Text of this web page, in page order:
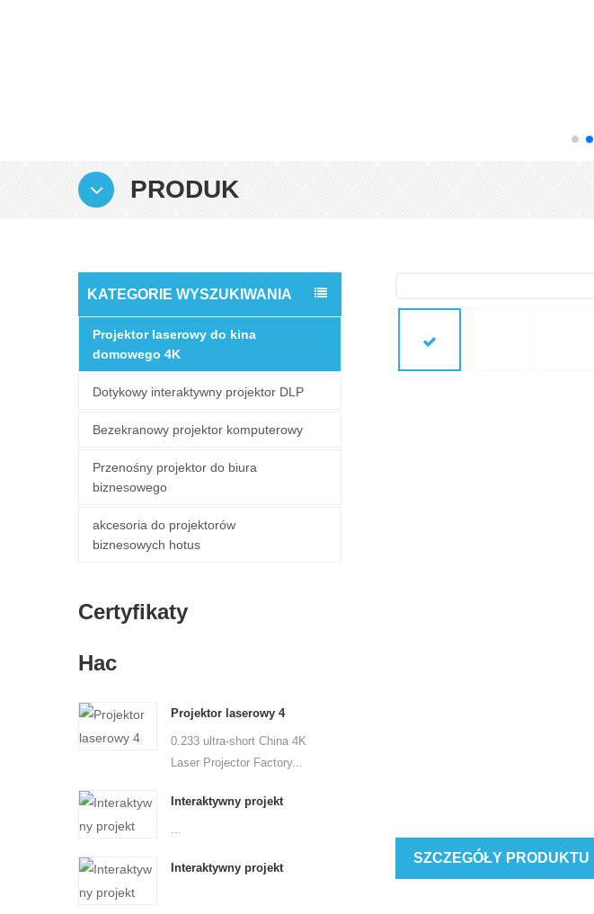
PRODUK
KATEGORIE WYSZUKIWANIA
Projektor laserowy do kina
domowego 4K
Dotykowy interaktywny projektor DLP
Bezekranowy projektor komputerowy
Przenośny projektor do biura
biznesowego
akcesoria do projektorów
biznesowych hotus
Certyfikaty
Нас
Projektor laserowy 4
0.233 ultra-short China 4K
Laser Projector Factory...
Interaktywny projekt
...
Interaktywny projekt
SZCZEGÓŁY PRODUKTU